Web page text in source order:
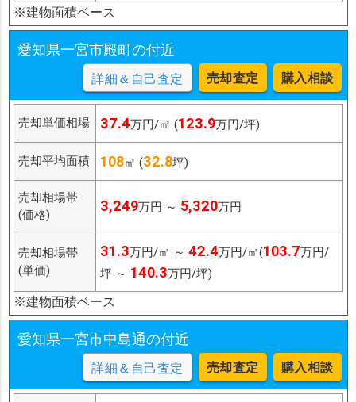
※建物面積ベース
愛知県一宮市殿町の付近
詳細＆自己査定 売却査定 購入相談
売却単価相場 37.4万円/㎡ (123.9万円/坪)
売却平均面積 108㎡ (32.8坪)
売却相場帯
(価格)
3,249万円 ～ 5,320万円
売却相場帯
(単価)
31.3万円/㎡ ～ 42.4万円/㎡(103.7万円/
坪 ～ 140.3万円/坪)
※建物面積ベース
愛知県一宮市中島通の付近
詳細＆自己査定 売却査定 購入相談